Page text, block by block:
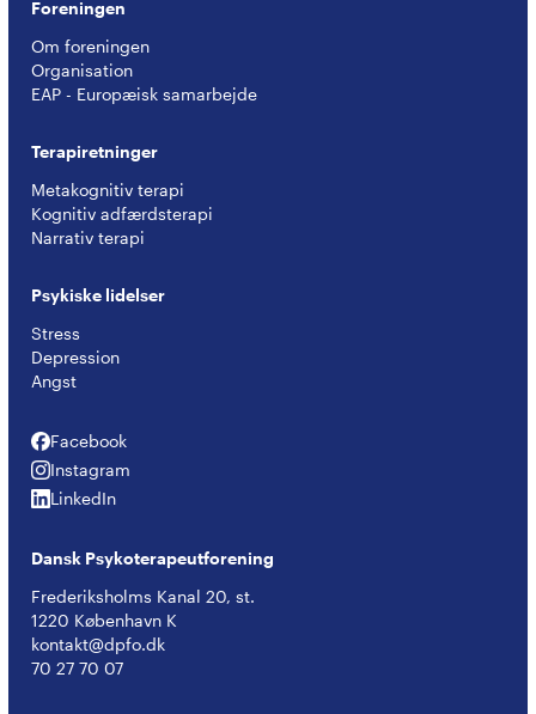
Foreningen
Om foreningen
Organisation
EAP - Europæisk samarbejde
Terapiretninger
Metakognitiv terapi
Kognitiv adfærdsterapi
Narrativ terapi
Psykiske lidelser
Stress
Depression
Angst
Facebook
Facebook
Instagram
Instagram
LinkedIn
LinkedIn
Dansk Psykoterapeutforening
Frederiksholms Kanal 20, st.
1220 København K
kontakt@dpfo.dk
70 27 70 07